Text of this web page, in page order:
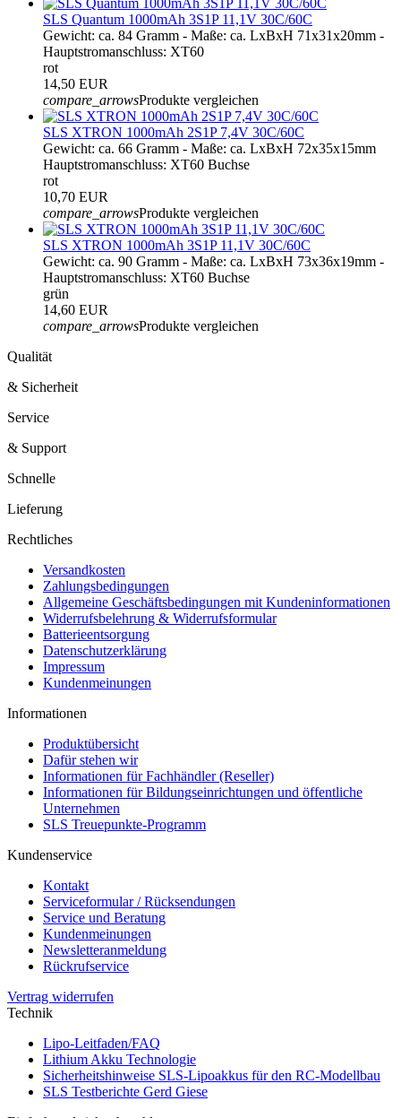
SLS Quantum 1000mAh 3S1P 11,1V 30C/60C
Gewicht: ca. 84 Gramm - Maße: ca. LxBxH 71x31x20mm -
Hauptstromanschluss: XT60
rot
14,50 EUR
compare_arrowsProdukte vergleichen
SLS XTRON 1000mAh 2S1P 7,4V 30C/60C
Gewicht: ca. 66 Gramm - Maße: ca. LxBxH 72x35x15mm
Hauptstromanschluss: XT60 Buchse
rot
10,70 EUR
compare_arrowsProdukte vergleichen
SLS XTRON 1000mAh 3S1P 11,1V 30C/60C
Gewicht: ca. 90 Gramm - Maße: ca. LxBxH 73x36x19mm -
Hauptstromanschluss: XT60 Buchse
grün
14,60 EUR
compare_arrowsProdukte vergleichen
Qualität
& Sicherheit
Service
& Support
Schnelle
Lieferung
Rechtliches
Versandkosten
Zahlungsbedingungen
Allgemeine Geschäftsbedingungen mit Kundeninformationen
Widerrufsbelehrung & Widerrufsformular
Batterieentsorgung
Datenschutzerklärung
Impressum
Kundenmeinungen
Informationen
Produktübersicht
Dafür stehen wir
Informationen für Fachhändler (Reseller)
Informationen für Bildungseinrichtungen und öffentliche
Unternehmen
SLS Treuepunkte-Programm
Kundenservice
Kontakt
Serviceformular / Rücksendungen
Service und Beratung
Kundenmeinungen
Newsletteranmeldung
Rückrufservice
Vertrag widerrufen
Technik
Lipo-Leitfaden/FAQ
Lithium Akku Technologie
Sicherheitshinweise SLS-Lipoakkus für den RC-Modellbau
SLS Testberichte Gerd Giese